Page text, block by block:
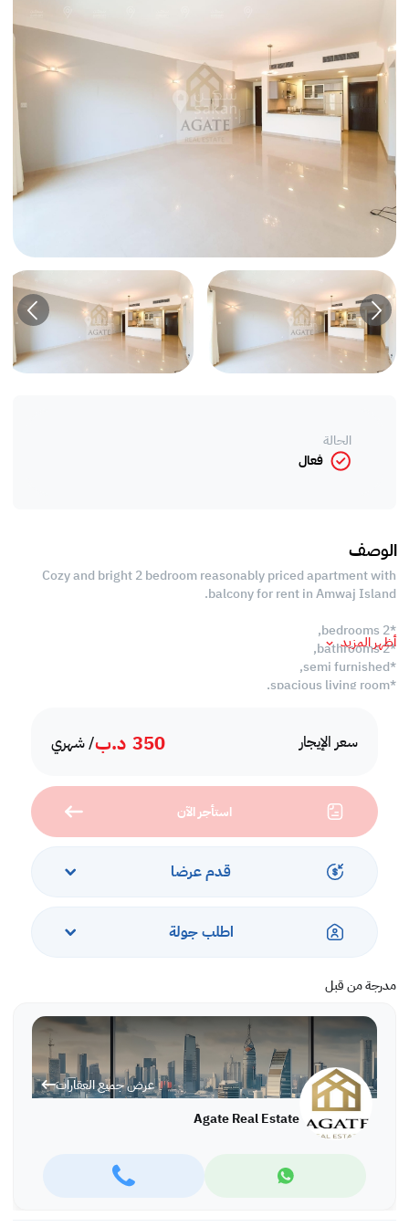
سعر الإيجار 350 د.ب/ شهري
استأجر الآن
قدم عرضا
اطلب جولة
مدرجة من قبل
عرض جميع العقارات
Agate Real Estate
الحالة
فعال
الوصف
Cozy and bright 2 bedroom reasonably priced apartment with
balcony for rent in Amwaj Island.
*2 bedrooms,
*2 bathrooms,
*semi furnished,
*spacious living room,
Ref: TTAI5360
For more information and viewing please call or WhatsApp:
أظهر المزيد